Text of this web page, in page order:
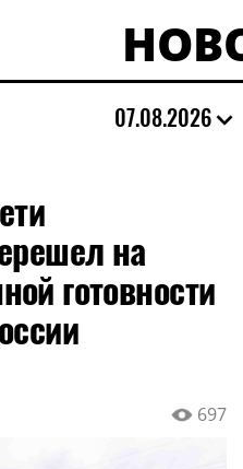
07.08.2026
на
готовности
697